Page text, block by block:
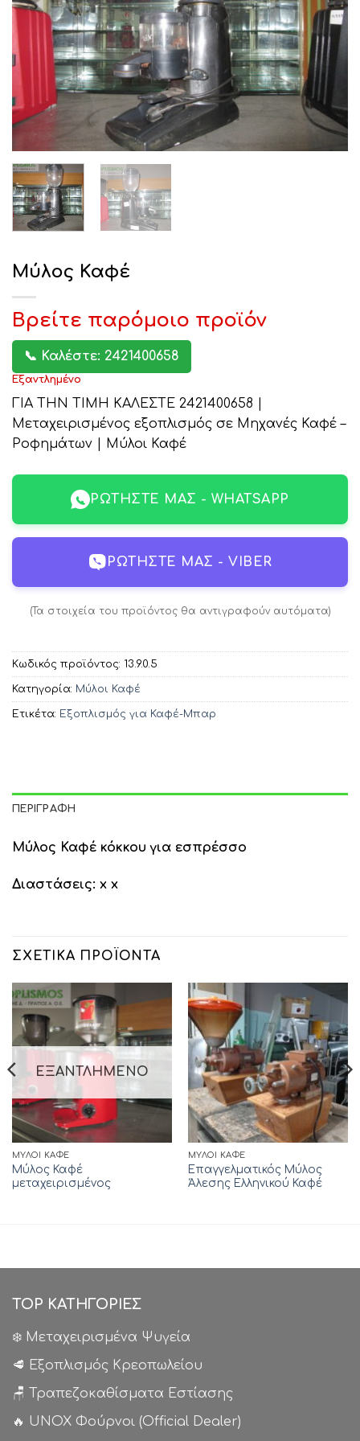
Μύλος Καφέ
Βρείτε παρόμοιο προϊόν
📞 Καλέστε: 2421400658
Εξαντλημένο
ΓΙΑ ΤΗΝ ΤΙΜΗ ΚΑΛΕΣΤΕ 2421400658 |
Μεταχειρισμένος εξοπλισμός σε Μηχανές Καφέ –
Ροφημάτων | Μύλοι Καφέ
ΡΩΤΉΣΤΕ ΜΑΣ - WHATSAPP
ΡΩΤΉΣΤΕ ΜΑΣ - VIBER
(Τα στοιχεία του προϊόντος θα αντιγραφούν αυτόματα)
Κωδικός προϊόντος: 13.9.0.5
Κατηγορία: Μύλοι Καφέ
Ετικέτα: Εξοπλισμός για Καφέ-Μπαρ
ΠΕΡΙΓΡΑΦΉ
Μύλος Καφέ κόκκου για εσπρέσσο
Διαστάσεις: x x
ΣΧΕΤΙΚΆ ΠΡΟΪΌΝΤΑ
ΕΞΑΝΤΛΗΜΈΝΟ
ΜΎΛΟΙ ΚΑΦΈ
Μύλος Καφέ
μεταχειρισμένος
ΜΎΛΟΙ ΚΑΦΈ
Επαγγελματικός Μύλος
Άλεσης Ελληνικού Καφέ
TOP ΚΑΤΗΓΟΡΙΕΣ
❄️ Μεταχειρισμένα Ψυγεία
🥩 Εξοπλισμός Κρεοπωλείου
🪑 Τραπεζοκαθίσματα Εστίασης
🔥 UNOX Φούρνοι (Official Dealer)